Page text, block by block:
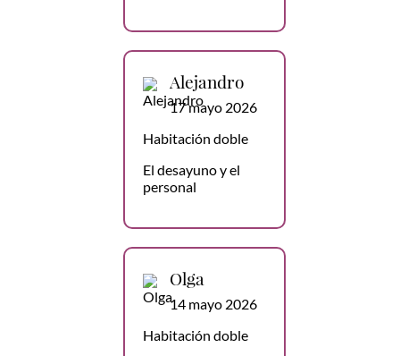
Alejandro
17 mayo 2026
Habitación doble
El desayuno y el
personal
Olga
14 mayo 2026
Habitación doble